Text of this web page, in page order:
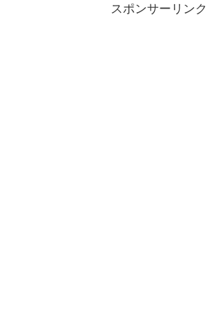
スポンサーリンク